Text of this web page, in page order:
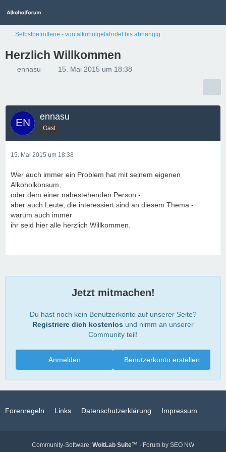
Selbstbetroffene - von alkoholgefährdet bis abhängig
Herzlich Willkommen
ennasu 15. Mai 2015 um 18:38
ennasu
Gast
15. Mai 2015 um 18:38
Wer auch immer ein Problem hat mit seinem eigenen
Alkoholkonsum,
oder dem einer nahestehenden Person -
aber auch Leute, die interessiert sind an diesem Thema -
warum auch immer
ihr seid hier alle herzlich Willkommen.
Jetzt mitmachen!
Du hast noch kein Benutzerkonto auf unserer Seite?
Registriere dich kostenlos und nimm an unserer
Community teil!
Benutzerkonto erstellen
Anmelden
Forenregeln Links Datenschutzerklärung Impressum
Community-Software: WoltLab Suite™ · Forum by SEO NW